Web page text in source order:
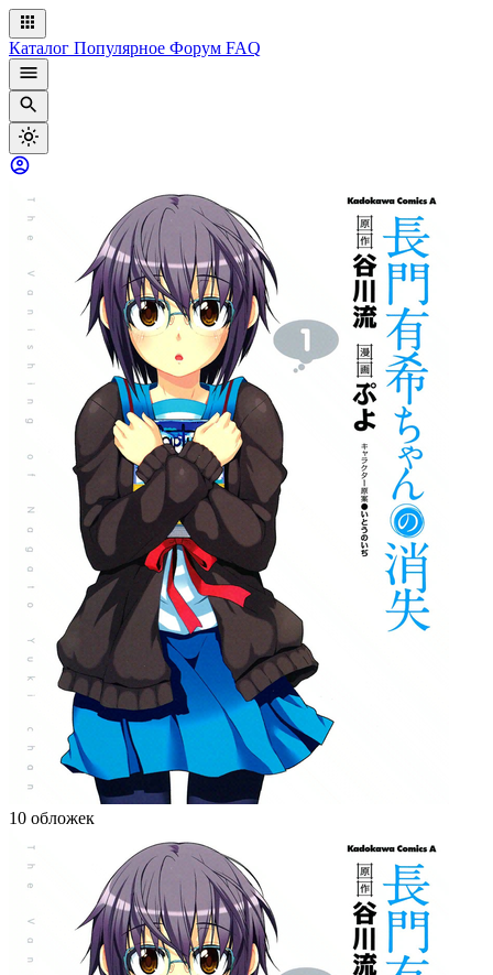
Каталог Популярное Форум FAQ
10 обложек